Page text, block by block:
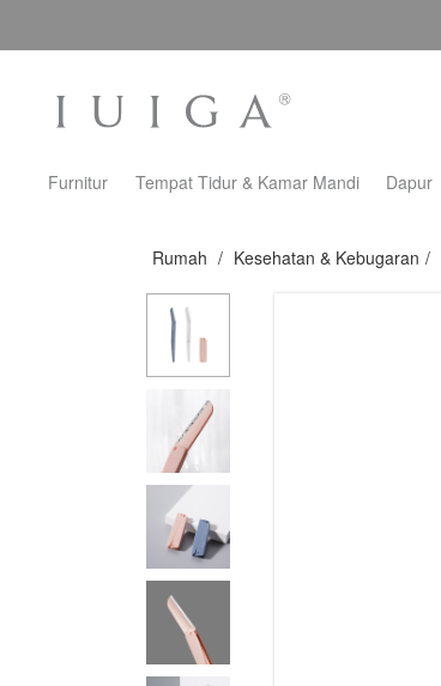
Furnitur Tempat Tidur & Kamar Mandi Dapur
Rumah / Kesehatan & Kebugaran /